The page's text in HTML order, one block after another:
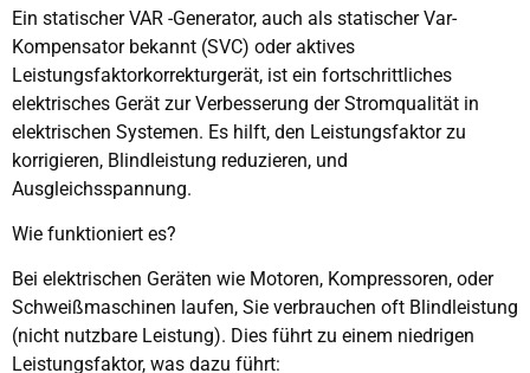
Ein statischer VAR -Generator, auch als statischer Var-
Kompensator bekannt (SVC) oder aktives
Leistungsfaktorkorrekturgerät, ist ein fortschrittliches
elektrisches Gerät zur Verbesserung der Stromqualität in
elektrischen Systemen. Es hilft, den Leistungsfaktor zu
korrigieren, Blindleistung reduzieren, und
Ausgleichsspannung.
Wie funktioniert es?
Bei elektrischen Geräten wie Motoren, Kompressoren, oder
Schweißmaschinen laufen, Sie verbrauchen oft Blindleistung
(nicht nutzbare Leistung). Dies führt zu einem niedrigen
Leistungsfaktor, was dazu führt: